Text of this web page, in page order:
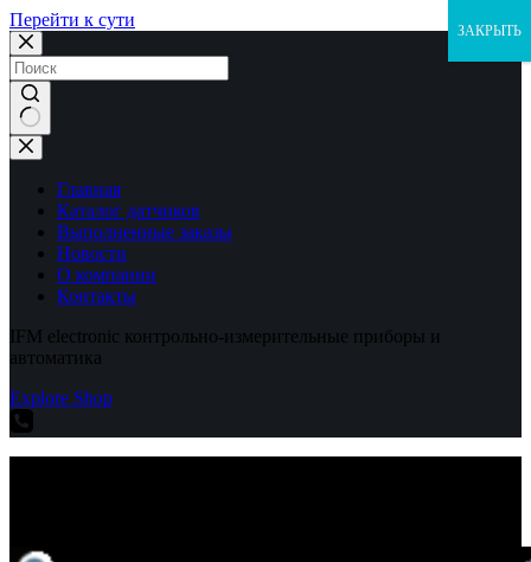
Перейти к сути
Ничего
не
найденоГлавная
Каталог датчиков
Выполненные заказы
Новости
О компании
Контакты
IFM electronic контрольно-измерительные приборы и
автоматика
Explore Shop
ЗАКРЫТЬ